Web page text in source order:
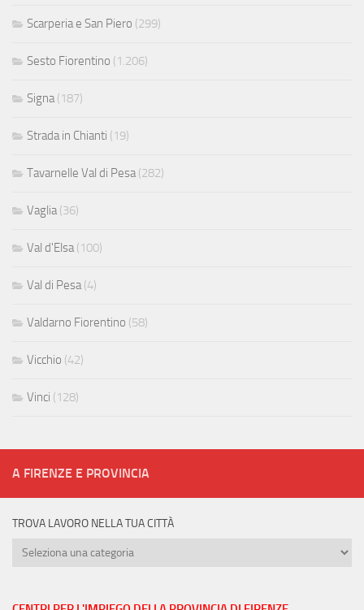
Scarperia e San Piero (299)
Sesto Fiorentino (1.206)
Signa(187)
Strada in Chianti (19)
Tavarnelle Val di Pesa(282)
Vaglia(36)
Val d'Elsa(100)
Val di Pesa(4)
Valdarno Fiorentino (58)
Vicchio (42)
Vinci (128)
A FIRENZE E PROVINCIA
TROVA LAVORO NELLA TUA CITTÀ
Trova
tua